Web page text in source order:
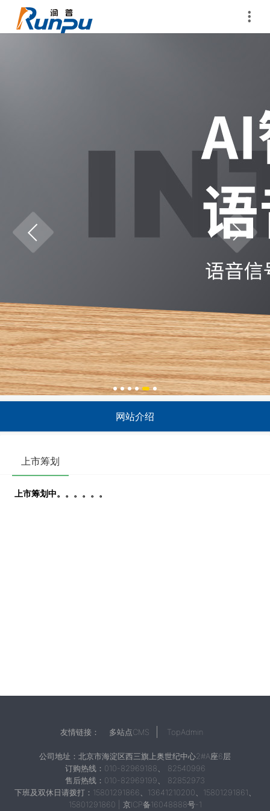
网站介绍
上市筹划
上市筹划中。。。。。。
友情链接： 多站点CMS TopAdmin
公司地址：北京市海淀区西三旗上奥世纪中心2#A座6层
订购热线：010-82969188、 82540996
售后热线：010-82969199、 82852973
下班及双休日请拨打：15801291866、13641210200、15801291861、
15801291860 | 京ICP备16048888号-1